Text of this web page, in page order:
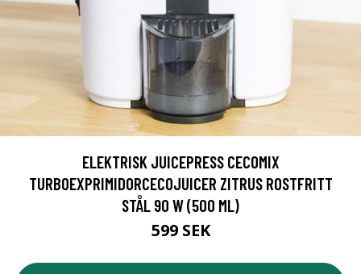
ELEKTRISK JUICEPRESS CECOMIX
TURBOEXPRIMIDORCECOJUICER ZITRUS ROSTFRITT
STÅL 90 W (500 ML)
599 SEK